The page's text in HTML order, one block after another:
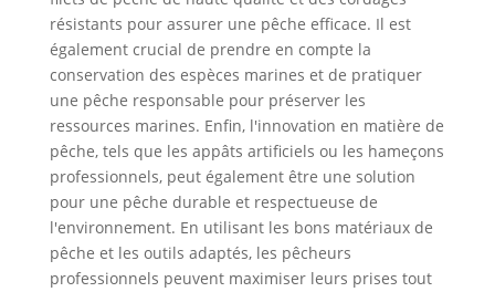
résistants pour assurer une pêche efficace. Il est
également crucial de prendre en compte la
conservation des espèces marines et de pratiquer
une pêche responsable pour préserver les
ressources marines. Enfin, l'innovation en matière de
pêche, tels que les appâts artificiels ou les hameçons
professionnels, peut également être une solution
pour une pêche durable et respectueuse de
l'environnement. En utilisant les bons matériaux de
pêche et les outils adaptés, les pêcheurs
professionnels peuvent maximiser leurs prises tout